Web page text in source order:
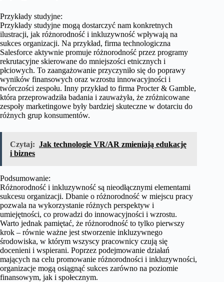
Przykłady studyjne:
Przykłady studyjne mogą dostarczyć nam konkretnych
ilustracji, jak różnorodność i inkluzywność wpływają na
sukces organizacji. Na przykład, firma technologiczna
Salesforce aktywnie promuje różnorodność przez programy
rekrutacyjne skierowane do mniejszości etnicznych i
płciowych. To zaangażowanie przyczyniło się do poprawy
wyników finansowych oraz wzrostu innowacyjności i
twórczości zespołu. Inny przykład to firma Procter & Gamble,
która przeprowadziła badania i zauważyła, że zróżnicowane
zespoły marketingowe były bardziej skuteczne w dotarciu do
różnych grup konsumentów.
Czytaj: Jak technologie VR/AR zmieniają edukację
i biznes
Podsumowanie:
Różnorodność i inkluzywność są nieodłącznymi elementami
sukcesu organizacji. Dbanie o różnorodność w miejscu pracy
pozwala na wykorzystanie różnych perspektyw i
umiejętności, co prowadzi do innowacyjności i wzrostu.
Warto jednak pamiętać, że różnorodność to tylko pierwszy
krok – równie ważne jest stworzenie inkluzywnego
środowiska, w którym wszyscy pracownicy czują się
docenieni i wspierani. Poprzez podejmowanie działań
mających na celu promowanie różnorodności i inkluzywności,
organizacje mogą osiągnąć sukces zarówno na poziomie
finansowym, jak i społecznym.